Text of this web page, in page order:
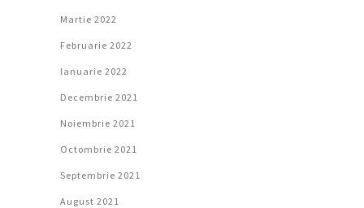
Martie 2022
Februarie 2022
Ianuarie 2022
Decembrie 2021
Noiembrie 2021
Octombrie 2021
Septembrie 2021
August 2021